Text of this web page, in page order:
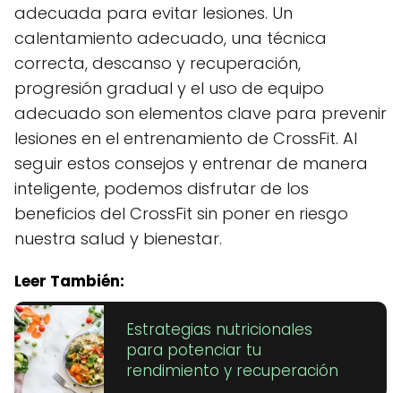
adecuada para evitar lesiones. Un
calentamiento adecuado, una técnica
correcta, descanso y recuperación,
progresión gradual y el uso de equipo
adecuado son elementos clave para prevenir
lesiones en el entrenamiento de CrossFit. Al
seguir estos consejos y entrenar de manera
inteligente, podemos disfrutar de los
beneficios del CrossFit sin poner en riesgo
nuestra salud y bienestar.
Leer También:
Estrategias nutricionales
para potenciar tu
rendimiento y recuperación